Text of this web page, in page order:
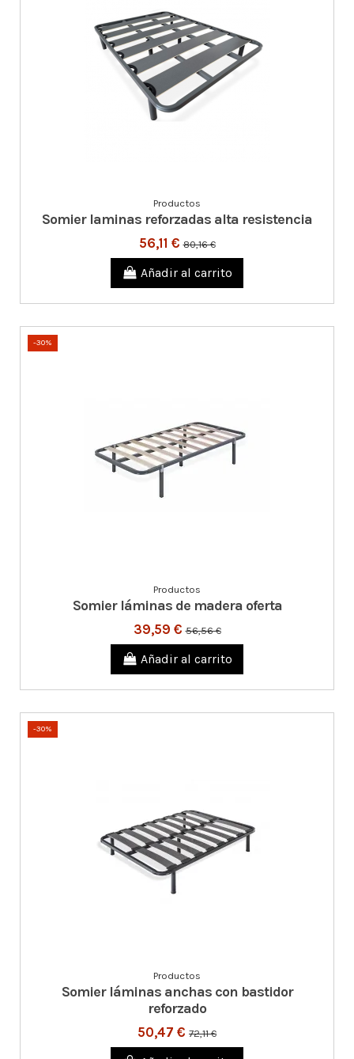
Productos
Somier laminas reforzadas alta resistencia
56,11 €80,16 €
Añadir al carrito
-30%
Productos
Somier láminas de madera oferta
39,59 €56,56 €
Añadir al carrito
-30%
Productos
Somier láminas anchas con bastidor
reforzado
50,47 € 72,11 €